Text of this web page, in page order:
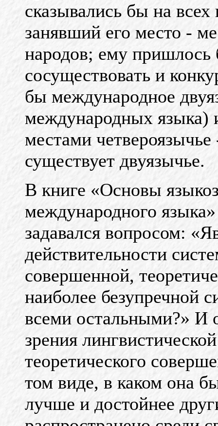
сказывались бы на
занявший его место -
народов; ему пришлось
сосуществовать и ко
бы международное
международных языка)
местами четвероязычье
существует двуязычье.
В книге «Основы
международного
задавался вопросом:
действительности
совершенной,
наиболее безупречной
всеми остальными?» И
зрения
теоретического
том виде, в каком она
лучше и достойнее